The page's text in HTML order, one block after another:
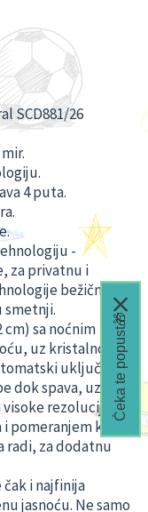
SCD881/26
4 puta.
-
za privatnu i
bežične
smetnji.
cm) sa noćnim
uz kristalno
uključuje
dok spava, uz
rezolucije. Sa
pomeranjem koje
radi, za dodatnu
i najfinija
jasnoću. Ne samo
Čeka te popust🎁